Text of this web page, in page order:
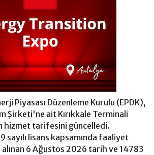
Piyasası Düzenleme Kurulu (EPDK),
Şirketi'ne ait Kırıkkale Terminali
hizmet tarifesini güncelledi.
sayılı lisans kapsamında faaliyet
6 Ağustos 2026 tarih ve 14783